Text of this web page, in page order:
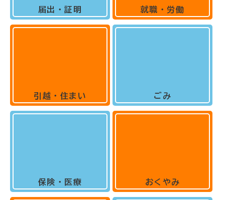
届出・証明
引越・住まい
保険・医療
就職・労働
ごみ
おくやみ